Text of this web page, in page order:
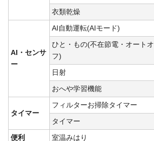
衣類乾燥
AI・センサ
ー
AI自動運転(AIモード)
ひと・もの(不在節電・オートオ
フ)
日射
おへや学習機能
タイマー
フィルターお掃除タイマー
タイマー
便利
室温みはり